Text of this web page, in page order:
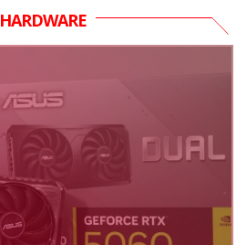
HARDWARE